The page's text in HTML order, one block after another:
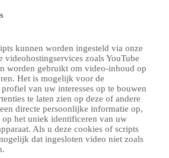
kunnen worden ingesteld via onze
videohostingservices zoals YouTube
worden gebruikt om video-inhoud op
Het is mogelijk voor de
van uw interesses op te bouwen
te laten zien op deze of andere
directe persoonlijke informatie op,
op het uniek identificeren van uw
Als u deze cookies of scripts
dat ingesloten video niet zoals